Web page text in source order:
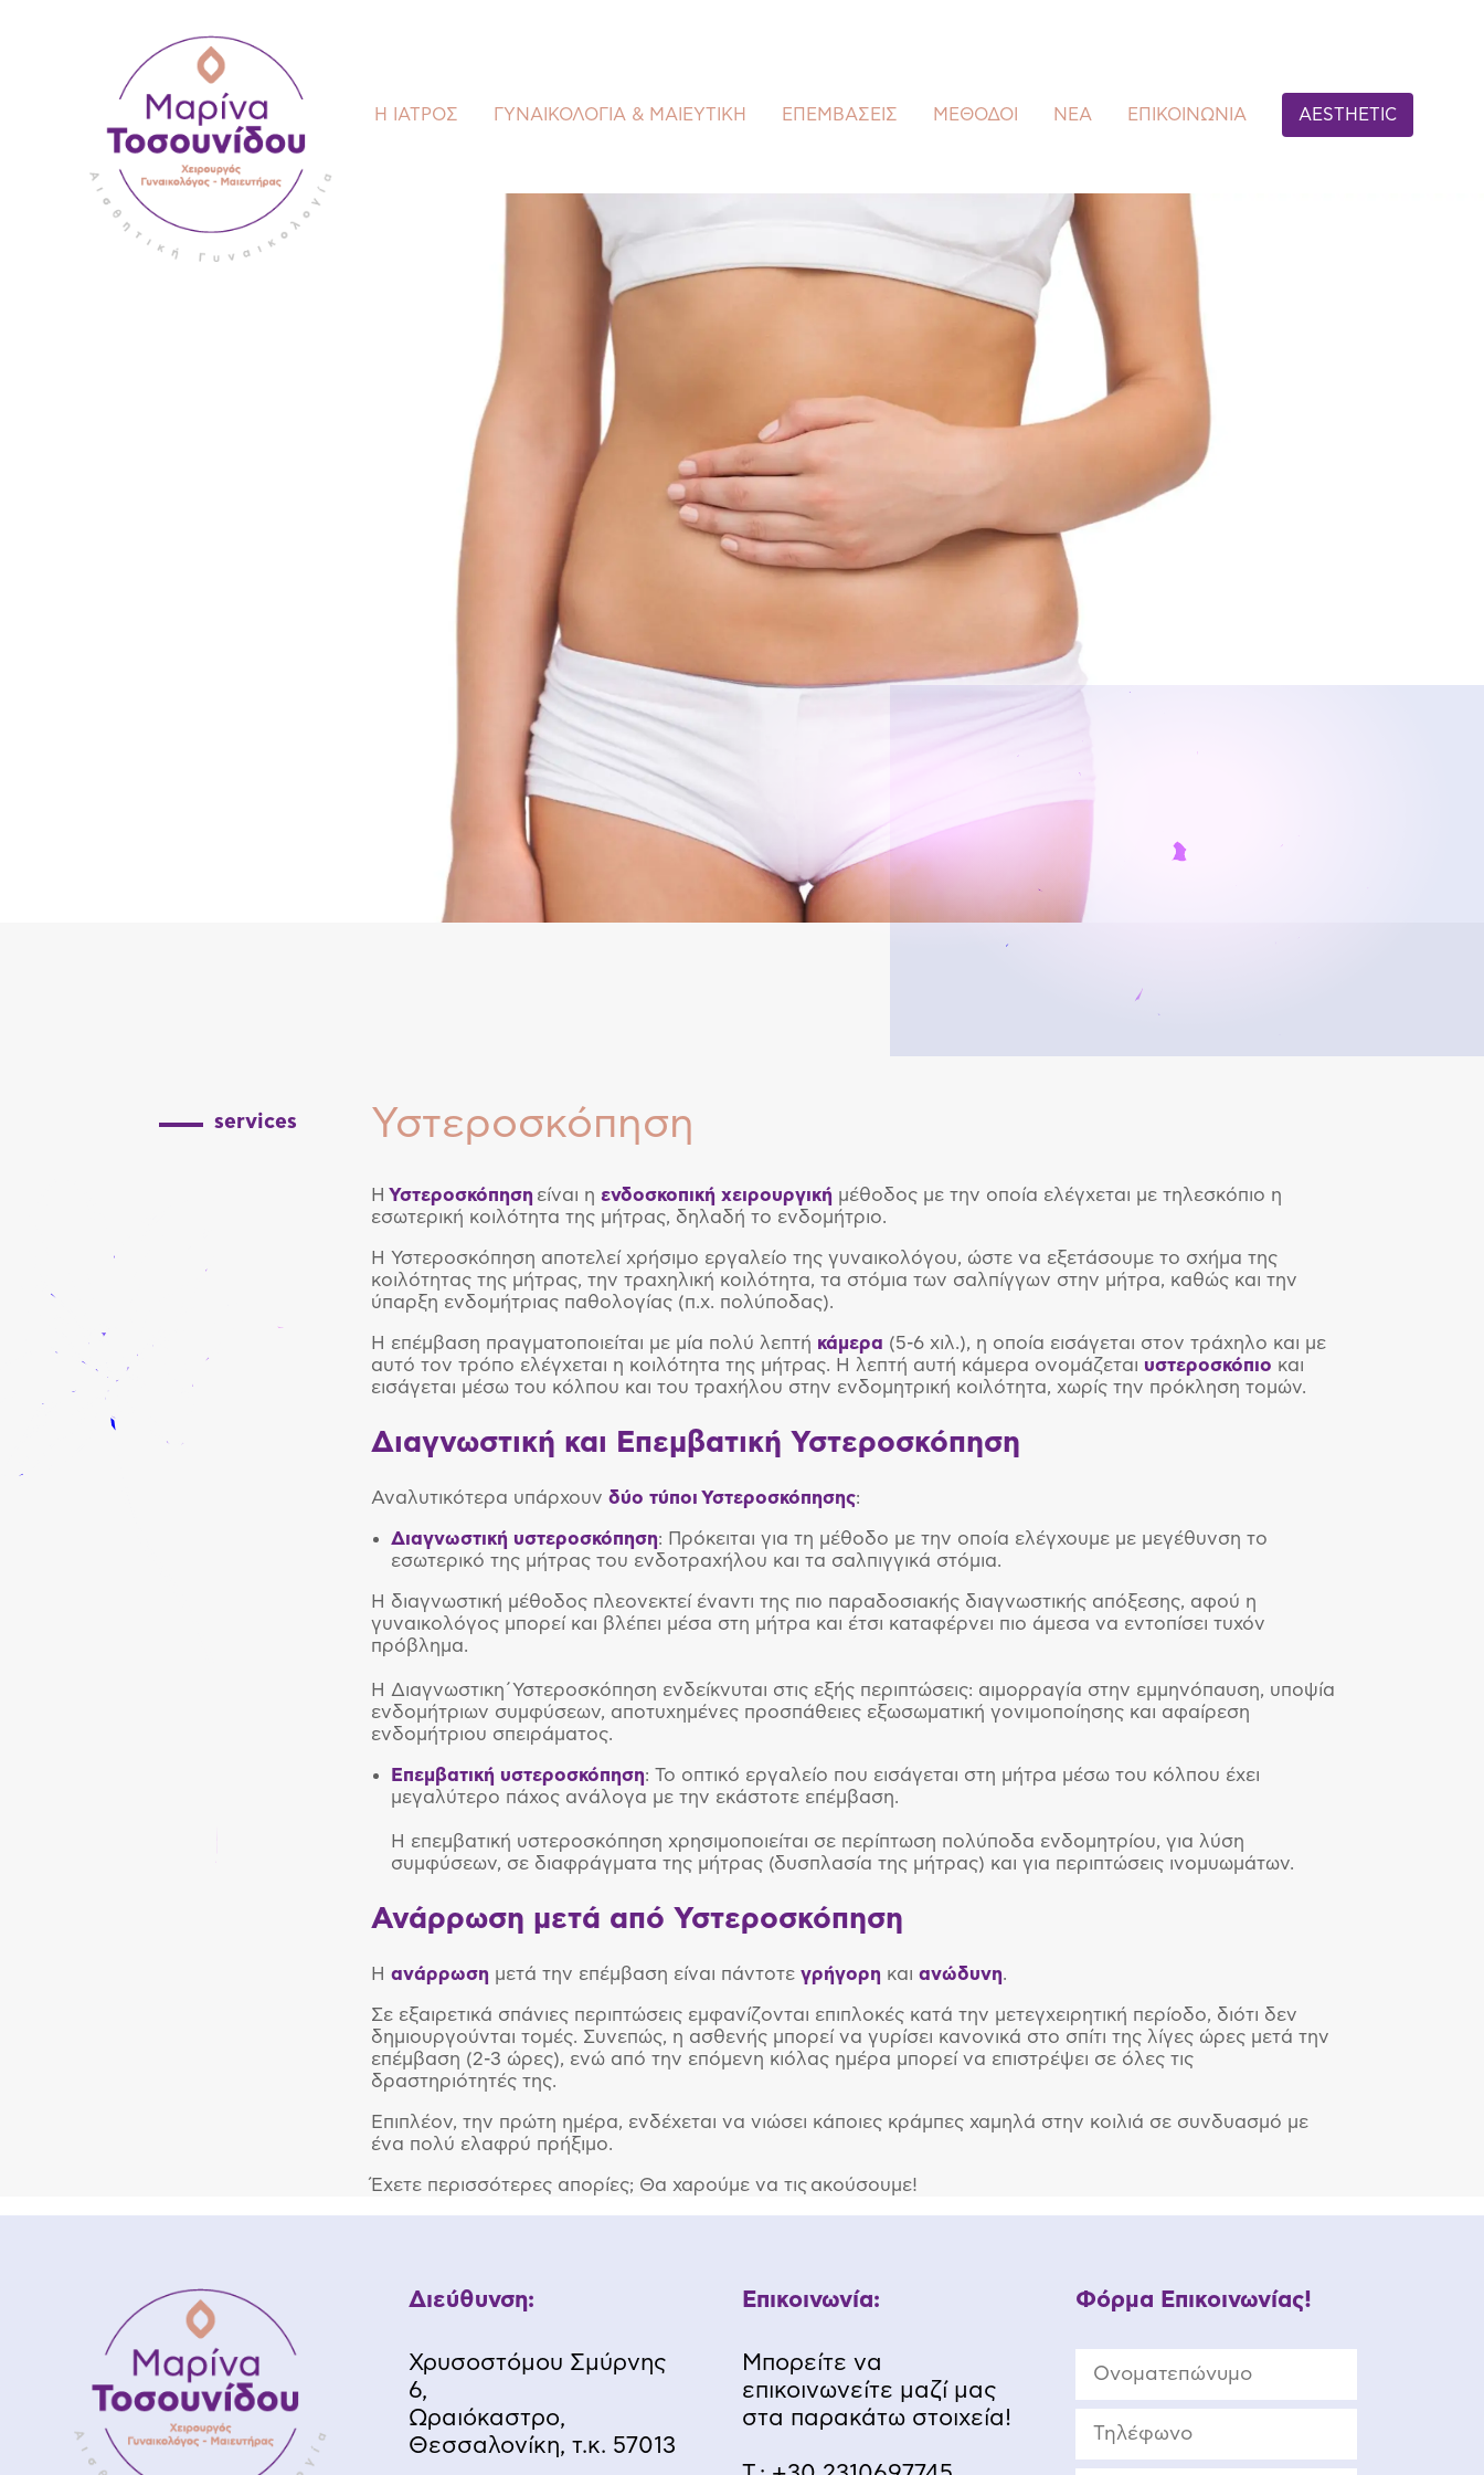
Η ΙΑΤΡΟΣ ΓΥΝΑΙΚΟΛΟΓΙΑ & ΜΑΙΕΥΤΙΚΗ ΕΠΕΜΒΑΣΕΙΣ ΜΕΘΟΔΟΙ ΝΕΑ ΕΠΙΚΟΙΝΩΝΙΑ AESTHETIC
services Υστεροσκόπηση
Η Υστεροσκόπηση είναι η ενδοσκοπική χειρουργική μέθοδος με την οποία ελέγχεται με τηλεσκόπιο η
εσωτερική κοιλότητα της μήτρας, δηλαδή το ενδομήτριο.
Η Υστεροσκόπηση αποτελεί χρήσιμο εργαλείο της γυναικολόγου, ώστε να εξετάσουμε το σχήμα της
κοιλότητας της μήτρας, την τραχηλική κοιλότητα, τα στόμια των σαλπίγγων στην μήτρα, καθώς και την
ύπαρξη ενδομήτριας παθολογίας (π.χ. πολύποδας).
Η επέμβαση πραγματοποιείται με μία πολύ λεπτή κάμερα (5-6 χιλ.), η οποία εισάγεται στον τράχηλο και με
αυτό τον τρόπο ελέγχεται η κοιλότητα της μήτρας. Η λεπτή αυτή κάμερα ονομάζεται υστεροσκόπιο και
εισάγεται μέσω του κόλπου και του τραχήλου στην ενδομητρική κοιλότητα, χωρίς την πρόκληση τομών.
Διαγνωστική και Επεμβατική Υστεροσκόπηση
Αναλυτικότερα υπάρχουν δύο τύποι Υστεροσκόπησης:
Διαγνωστική υστεροσκόπηση: Πρόκειται για τη μέθοδο με την οποία ελέγχουμε με μεγέθυνση το
εσωτερικό της μήτρας του ενδοτραχήλου και τα σαλπιγγικά στόμια.
Η διαγνωστική μέθοδος πλεονεκτεί έναντι της πιο παραδοσιακής διαγνωστικής απόξεσης, αφού η
γυναικολόγος μπορεί και βλέπει μέσα στη μήτρα και έτσι καταφέρνει πιο άμεσα να εντοπίσει τυχόν
πρόβλημα.
Η Διαγνωστικη΄Υστεροσκόπηση ενδείκνυται στις εξής περιπτώσεις: αιμορραγία στην εμμηνόπαυση, υποψία
ενδομήτριων συμφύσεων, αποτυχημένες προσπάθειες εξωσωματική γονιμοποίησης και αφαίρεση
ενδομήτριου σπειράματος.
Επεμβατική υστεροσκόπηση: Το οπτικό εργαλείο που εισάγεται στη μήτρα μέσω του κόλπου έχει
μεγαλύτερο πάχος ανάλογα με την εκάστοτε επέμβαση.
Η επεμβατική υστεροσκόπηση χρησιμοποιείται σε περίπτωση πολύποδα ενδομητρίου, για λύση
συμφύσεων, σε διαφράγματα της μήτρας (δυσπλασία της μήτρας) και για περιπτώσεις ινομυωμάτων.
Ανάρρωση μετά από Υστεροσκόπηση
Η ανάρρωση μετά την επέμβαση είναι πάντοτε γρήγορη και ανώδυνη.
Σε εξαιρετικά σπάνιες περιπτώσεις εμφανίζονται επιπλοκές κατά την μετεγχειρητική περίοδο, διότι δεν
δημιουργούνται τομές. Συνεπώς, η ασθενής μπορεί να γυρίσει κανονικά στο σπίτι της λίγες ώρες μετά την
επέμβαση (2-3 ώρες), ενώ από την επόμενη κιόλας ημέρα μπορεί να επιστρέψει σε όλες τις
δραστηριότητές της.
Επιπλέον, την πρώτη ημέρα, ενδέχεται να νιώσει κάποιες κράμπες χαμηλά στην κοιλιά σε συνδυασμό με
ένα πολύ ελαφρύ πρήξιμο.
Έχετε περισσότερες απορίες; Θα χαρούμε να τις ακούσουμε!
Διεύθυνση:
Χρυσοστόμου Σμύρνης
6,
Ωραιόκαστρο,
Θεσσαλονίκη, τ.κ. 57013
Επικοινωνία:
Μπορείτε να
επικοινωνείτε μαζί μας
στα παρακάτω στοιχεία!
Φόρμα Επικοινωνίας!